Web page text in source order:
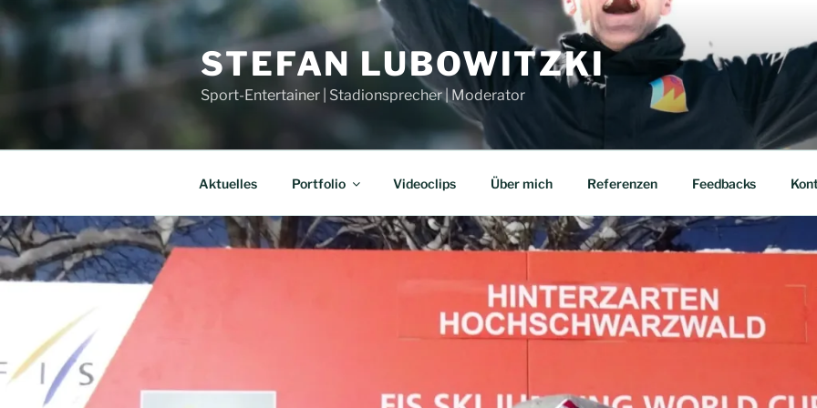
Zum
Inhalt
springen
STEFAN LUBOWITZKI
Sport-Entertainer | Stadionsprecher | Moderator
Aktuelles Portfolio Videoclips Über mich Referenzen Feedbacks